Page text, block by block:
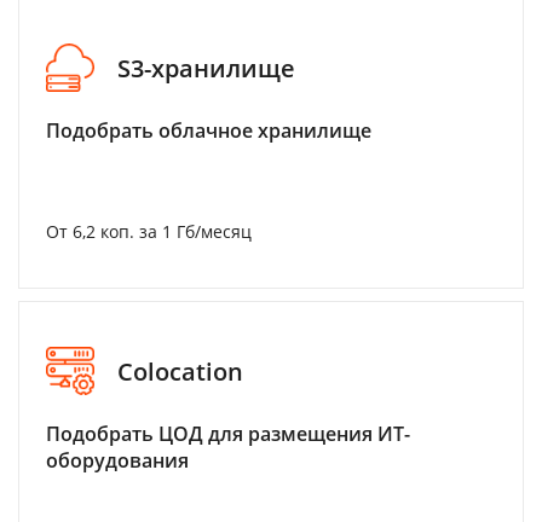
S3-хранилище
Подобрать облачное хранилище
От 6,2 коп. за 1 Гб/месяц
Colocation
Подобрать ЦОД для размещения ИТ-
оборудования